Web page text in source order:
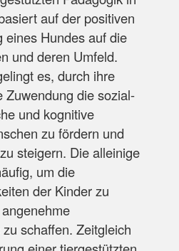
auf der positiven
eines Hundes auf die
und deren Umfeld.
es, durch ihre
Zuwendung die sozial-
und kognitive
zu fördern und
steigern. Die alleinige
um die
der Kinder zu
schaffen. Zeitgleich